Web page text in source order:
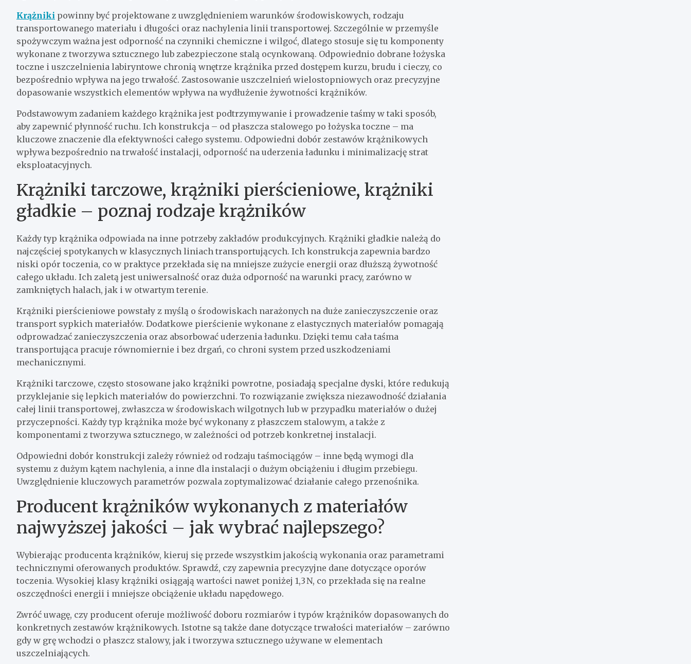
Krążniki powinny być projektowane z uwzględnieniem warunków środowiskowych, rodzaju
transportowanego materiału i długości oraz nachylenia linii transportowej. Szczególnie w przemyśle
spożywczym ważna jest odporność na czynniki chemiczne i wilgoć, dlatego stosuje się tu komponenty
wykonane z tworzywa sztucznego lub zabezpieczone stalą ocynkowaną. Odpowiednio dobrane łożyska
toczne i uszczelnienia labiryntowe chronią wnętrze krążnika przed dostępem kurzu, brudu i cieczy, co
bezpośrednio wpływa na jego trwałość. Zastosowanie uszczelnień wielostopniowych oraz precyzyjne
dopasowanie wszystkich elementów wpływa na wydłużenie żywotności krążników.
Podstawowym zadaniem każdego krążnika jest podtrzymywanie i prowadzenie taśmy w taki sposób,
aby zapewnić płynność ruchu. Ich konstrukcja – od płaszcza stalowego po łożyska toczne – ma
kluczowe znaczenie dla efektywności całego systemu. Odpowiedni dobór zestawów krążnikowych
wpływa bezpośrednio na trwałość instalacji, odporność na uderzenia ładunku i minimalizację strat
eksploatacyjnych.
Krążniki tarczowe, krążniki pierścieniowe, krążniki
gładkie – poznaj rodzaje krążników
Każdy typ krążnika odpowiada na inne potrzeby zakładów produkcyjnych. Krążniki gładkie należą do
najczęściej spotykanych w klasycznych liniach transportujących. Ich konstrukcja zapewnia bardzo
niski opór toczenia, co w praktyce przekłada się na mniejsze zużycie energii oraz dłuższą żywotność
całego układu. Ich zaletą jest uniwersalność oraz duża odporność na warunki pracy, zarówno w
zamkniętych halach, jak i w otwartym terenie.
Krążniki pierścieniowe powstały z myślą o środowiskach narażonych na duże zanieczyszczenie oraz
transport sypkich materiałów. Dodatkowe pierścienie wykonane z elastycznych materiałów pomagają
odprowadzać zanieczyszczenia oraz absorbować uderzenia ładunku. Dzięki temu cała taśma
transportująca pracuje równomiernie i bez drgań, co chroni system przed uszkodzeniami
mechanicznymi.
Krążniki tarczowe, często stosowane jako krążniki powrotne, posiadają specjalne dyski, które redukują
przyklejanie się lepkich materiałów do powierzchni. To rozwiązanie zwiększa niezawodność działania
całej linii transportowej, zwłaszcza w środowiskach wilgotnych lub w przypadku materiałów o dużej
przyczepności. Każdy typ krążnika może być wykonany z płaszczem stalowym, a także z
komponentami z tworzywa sztucznego, w zależności od potrzeb konkretnej instalacji.
Odpowiedni dobór konstrukcji zależy również od rodzaju taśmociągów – inne będą wymogi dla
systemu z dużym kątem nachylenia, a inne dla instalacji o dużym obciążeniu i długim przebiegu.
Uwzględnienie kluczowych parametrów pozwala zoptymalizować działanie całego przenośnika.
Producent krążników wykonanych z materiałów
najwyższej jakości – jak wybrać najlepszego?
Wybierając producenta krążników, kieruj się przede wszystkim jakością wykonania oraz parametrami
technicznymi oferowanych produktów. Sprawdź, czy zapewnia precyzyjne dane dotyczące oporów
toczenia. Wysokiej klasy krążniki osiągają wartości nawet poniżej 1,3 N, co przekłada się na realne
oszczędności energii i mniejsze obciążenie układu napędowego.
Zwróć uwagę, czy producent oferuje możliwość doboru rozmiarów i typów krążników dopasowanych do
konkretnych zestawów krążnikowych. Istotne są także dane dotyczące trwałości materiałów – zarówno
gdy w grę wchodzi o płaszcz stalowy, jak i tworzywa sztucznego używane w elementach
uszczelniających.